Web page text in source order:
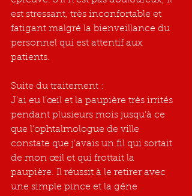
est stressant, très inconfortable et
fatigant malgré la bienveillance du
personnel qui est attentif aux
patients.
Suite du traitement :
J’ai eu l’œil et la paupière très irrités
pendant plusieurs mois jusqu’à ce
que l’ophtalmologue de ville
constate que j’avais un fil qui sortait
de mon œil et qui frottait la
paupière. Il réussit à le retirer avec
une simple pince et la gêne